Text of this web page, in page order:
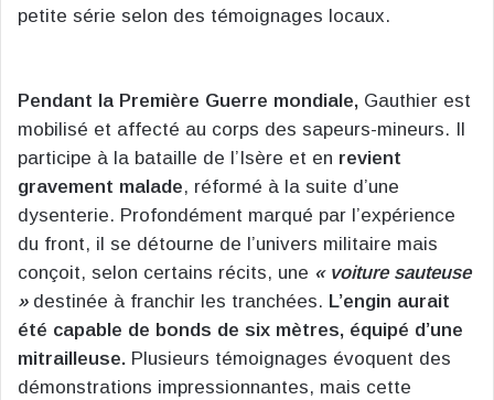
petite série selon des témoignages locaux.
Pendant la Première Guerre mondiale, Gauthier est
mobilisé et affecté au corps des sapeurs-mineurs. Il
participe à la bataille de l’Isère et en revient
gravement malade, réformé à la suite d’une
dysenterie. Profondément marqué par l’expérience
du front, il se détourne de l’univers militaire mais
conçoit, selon certains récits, une « voiture sauteuse
»destinée à franchir les tranchées. L’engin aurait
été capable de bonds de six mètres, équipé d’une
mitrailleuse. Plusieurs témoignages évoquent des
démonstrations impressionnantes, mais cette